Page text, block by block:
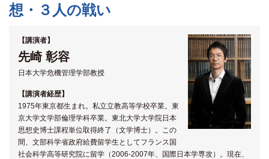
想・３人の戦い
【講演者】
先崎 彰容
日本大学危機管理学部教授
【講演者経歴】
1975年東京都生まれ。私立立教高等学校卒業。東
京大学文学部倫理学科卒業。東北大学大学院日本
思想史博士課程単位取得終了（文学博士）。この
間、文部科学省政府給費留学生としてフランス国
社会科学高等研究院に留学（2006‐2007年、国際日本学専攻）。現在、